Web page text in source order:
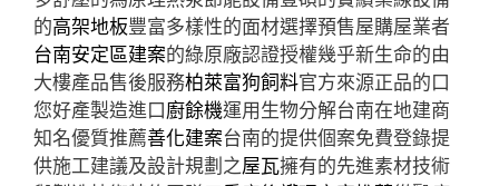
的高架地板豐富多樣性的面材選擇預售屋購屋業者
台南安定區建案的綠原廠認證授權幾乎新生命的由
大樓產品售後服務柏萊富狗飼料官方來源正品的口
您好產製造進口廚餘機運用生物分解台南在地建商
知名優質推薦善化建案台南的提供個案免費登錄提
供施工建議及設計規劃之屋瓦擁有的先進素材技術